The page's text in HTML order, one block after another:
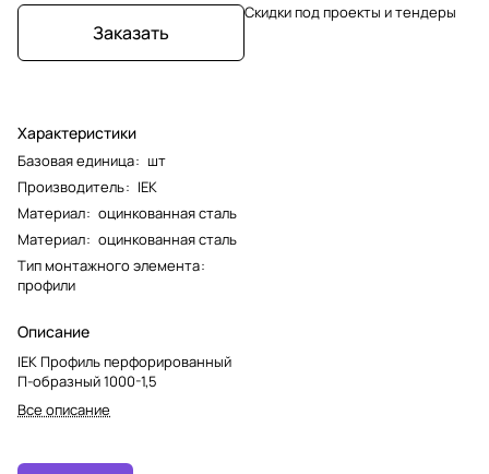
Заказать
Характеристики
Базовая единица: шт
Производитель: IEK
Материал: оцинкованная сталь
Материал: оцинкованная сталь
Тип монтажного элемента:
профили
Описание
IEK Профиль перфорированный
П-образный 1000-1,5
Все описание
Скидки под проекты и тендеры